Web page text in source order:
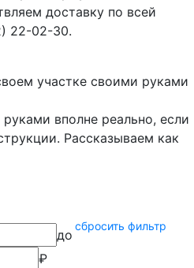
доставку по всей
22-02-30.
участке своими руками
вполне реально, если
Рассказываем как
сбросить фильтр
до
₽